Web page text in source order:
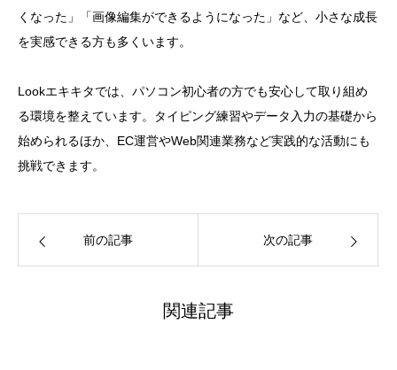
くなった」「画像編集ができるようになった」など、小さな成長
を実感できる方も多くいます。
Lookエキキタでは、パソコン初心者の方でも安心して取り組め
る環境を整えています。タイピング練習やデータ入力の基礎から
始められるほか、EC運営やWeb関連業務など実践的な活動にも
挑戦できます。
前の記事 次の記事
関連記事